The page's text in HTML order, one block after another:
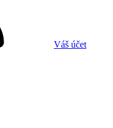
Váš účet